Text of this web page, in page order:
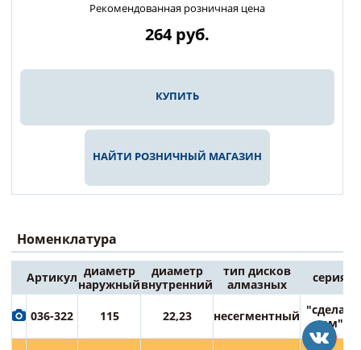
Рекомендованная розничная цена
264руб.
КУПИТЬ
НАЙТИ РОЗНИЧНЫЙ МАГАЗИН
Номенклатура
Артикул диаметр
наружный
диаметр
внутренний
тип дисков
алмазных
серия
036-322 115 22,23 несегментный "сделай
сам"